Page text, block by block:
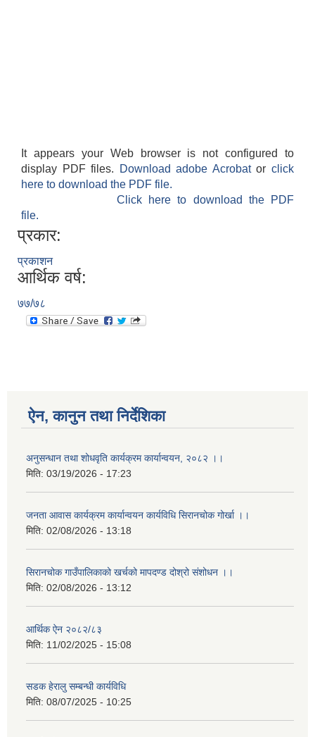
It appears your Web browser is not configured to
display PDF files.
Download adobe Acrobatorclick
here to download the PDF file.
Click here to download the PDF
file.
प्रकार:
प्रकाशन
आर्थिक वर्ष:
७७/७८
ऐन, कानुन तथा निर्देशिका
अनुसन्धान तथा शोधवृति कार्यक्रम कार्यान्वयन, २०८२ ।।
मिति: 03/19/2026 - 17:23
जनता आवास कार्यक्रम कार्यान्वयन कार्यविधि सिरानचोक गोर्खा ।।
मिति: 02/08/2026 - 13:18
सिरानचोक गाउँपालिकाको खर्चको मापदण्ड दोश्रो संशोधन ।।
मिति: 02/08/2026 - 13:12
आर्थिक ऐन २०८२/८३
मिति: 11/02/2025 - 15:08
सडक हेरालु सम्बन्धी कार्यविधि
मिति: 08/07/2025 - 10:25